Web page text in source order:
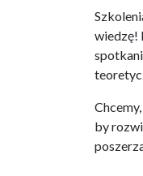
wiedzę!
by